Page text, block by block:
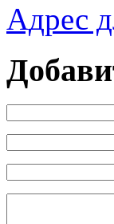
Адрес